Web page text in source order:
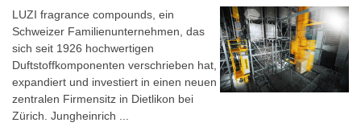
LUZI fragrance compounds, ein
Schweizer Familienunternehmen, das
sich seit 1926 hochwertigen
Duftstoffkomponenten verschrieben hat,
expandiert und investiert in einen neuen
zentralen Firmensitz in Dietlikon bei
Zürich. Jungheinrich ...